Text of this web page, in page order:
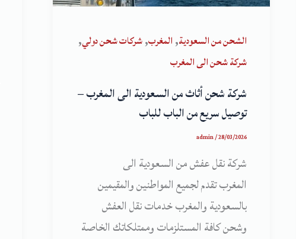
الشحن من السعودية,المغرب,شركات شحن دولي,
شركة شحن الى المغرب
شركة شحن أثاث من السعودية الى المغرب –
توصيل سريع من الباب للباب
admin/28/03/2026
شركة نقل عفش من السعودية الى
المغرب تقدم لجميع المواطنين والمقيمين
بالسعودية والمغرب خدمات نقل العفش
وشحن كافة المستلزمات وممتلكاتك الخاصة